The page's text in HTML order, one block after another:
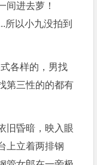
间进去萝！
所以小九没拍到
各样的，男找
第三性的的都有
旧昏暗，映入眼
上立着两排钢